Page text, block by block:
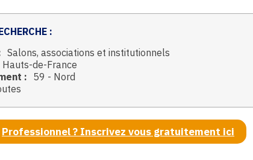
:
Salons, associations et institutionnels
Hauts-de-France
: 59 - Nord
Professionnel ? Inscrivez vous gratuitement ici